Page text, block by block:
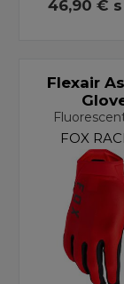
46,90 €
Flexair
FOX